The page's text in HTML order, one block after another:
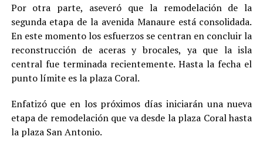
Por otra parte, aseveró que la remodelación de la
segunda etapa de la avenida Manaure está consolidada.
En este momento los esfuerzos se centran en concluir la
reconstrucción de aceras y brocales, ya que la isla
central fue terminada recientemente. Hasta la fecha el
punto límite es la plaza Coral.
Enfatizó que en los próximos días iniciarán una nueva
etapa de remodelación que va desde la plaza Coral hasta
la plaza San Antonio.